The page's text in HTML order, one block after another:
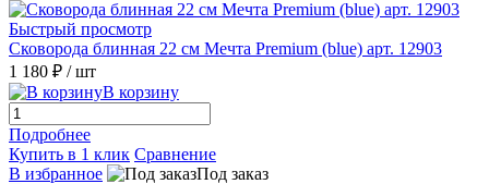
Быстрый просмотр
Сковорода блинная 22 см Мечта Premium (blue) арт. 12903
1 180 ₽ / шт
В корзину
Подробнее
Купить в 1 клик Сравнение
В избранное
Под заказ